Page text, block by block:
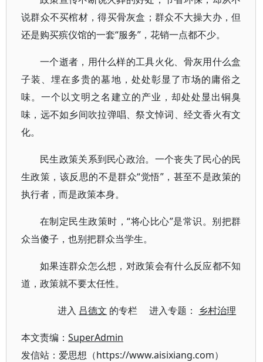
说群众不买棺材，得买骨灰盒；群众不大操大办，但
还是购买殡仪馆的一套“服务”，花销一点都不少。
一个逝者，用什么样的工具火化、骨灰用什么盒
子装、埋在多贵的墓地，处处彰显了市场的庸俗之
味。一个以文明之名建立的产业，却处处显出铜臭
味，远不如乡间吹拉弹唱、祭文悼词、经文香火有文
化。
民生政策关系到民心政治。一个丧失了民心的民
生政策，该反思的不是群众“觉悟”，甚至不是政策的
执行者，而是政策本身。
在制定民生政策时，“将心比心”是常识。别把群
众当傻子，也别把群众当学生。
如果连群众怎么想，对政策会有什么反应都不知
道，政策就不要太任性。
进入 吕德文 的专栏 进入专题： 乡村治理
本文责编： SuperAdmin
发信站：爱思想（https://www.aisixiang.com）